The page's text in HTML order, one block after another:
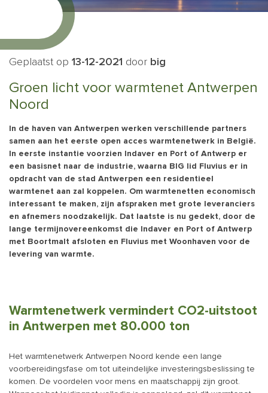
Geplaatst op 13-12-2021 door big
Groen licht voor warmtenet Antwerpen
Noord
In de haven van Antwerpen werken verschillende partners
samen aan het eerste open acces warmtenetwerk in België.
In eerste instantie voorzien Indaver en Port of Antwerp er
een basisnet naar de industrie, waarna BIG lid Fluvius er in
opdracht van de stad Antwerpen een residentieel
warmtenet aan zal koppelen. Om warmtenetten economisch
interessant te maken, zijn afspraken met grote leveranciers
en afnemers noodzakelijk. Dat laatste is nu gedekt, door de
lange termijnovereenkomst die Indaver en Port of Antwerp
met Boortmalt afsloten en Fluvius met Woonhaven voor de
levering van warmte.
Warmtenetwerk vermindert CO2-uitstoot
in Antwerpen met 80.000 ton
Het warmtenetwerk Antwerpen Noord kende een lange
voorbereidingsfase om tot uiteindelijke investeringsbeslissing te
komen. De voordelen voor mens en maatschappij zijn groot.